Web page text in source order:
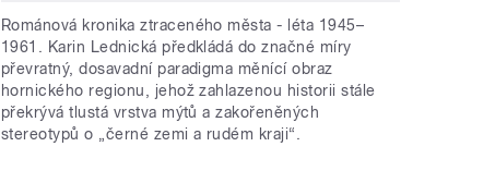
Románová kronika ztraceného města - léta 1945–
1961. Karin Lednická předkládá do značné míry
převratný, dosavadní paradigma měnící obraz
hornického regionu, jehož zahlazenou historii stále
překrývá tlustá vrstva mýtů a zakořeněných
stereotypů o „černé zemi a rudém kraji“.